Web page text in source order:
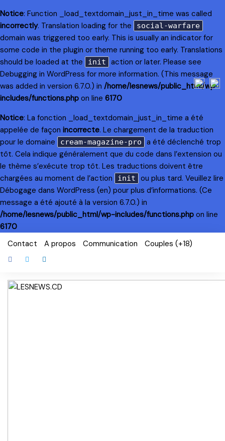
Notice: Function _load_textdomain_just_in_time was called
incorrectly. Translation loading for the social-warfare
domain was triggered too early. This is usually an indicator for
some code in the plugin or theme running too early. Translations
should be loaded at the
init
action or later. Please see
Debugging in WordPress for more information. (This message
was added in version 6.7.0.) in /home/lesnews/public_html/wp-
includes/functions.php on line 6170
Notice: La fonction _load_textdomain_just_in_time a été
appelée de façon incorrecte. Le chargement de la traduction
pour le domaine
cream-magazine-pro
a été déclenché trop
tôt. Cela indique généralement que du code dans l’extension ou
le thème s’exécute trop tôt. Les traductions doivent être
chargées au moment de l’action
init
ou plus tard. Veuillez lire
Débogage dans WordPress (en) pour plus d’informations. (Ce
message a été ajouté à la version 6.7.0.) in
/home/lesnews/public_html/wp-includes/functions.php on line
6170
Skip
content
Contact A propos Communication Couples (+18)